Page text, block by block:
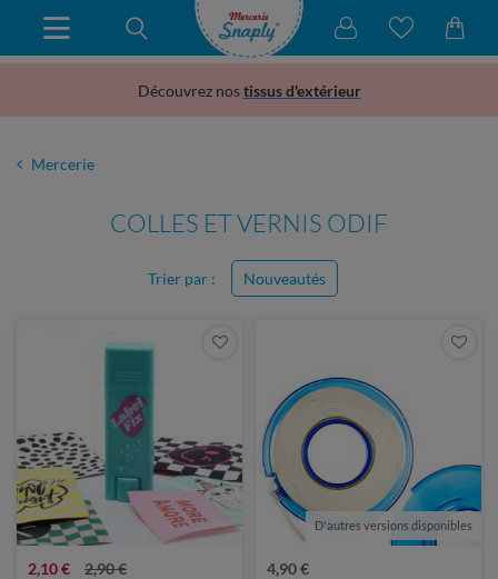
Découvrez nostissus d'extérieur
Mercerie
COLLES ET VERNIS ODIF
Trier par : Nouveautés
2,10 €
2,90 €
D'autres versions disponibles
4,90 €